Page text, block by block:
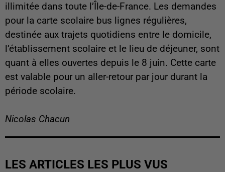
illimitée dans toute l’Île-de-France. Les demandes
pour la carte scolaire bus lignes régulières,
destinée aux trajets quotidiens entre le domicile,
l’établissement scolaire et le lieu de déjeuner, sont
quant à elles ouvertes depuis le 8 juin. Cette carte
est valable pour un aller-retour par jour durant la
période scolaire.
Nicolas Chacun
LES ARTICLES LES PLUS VUS